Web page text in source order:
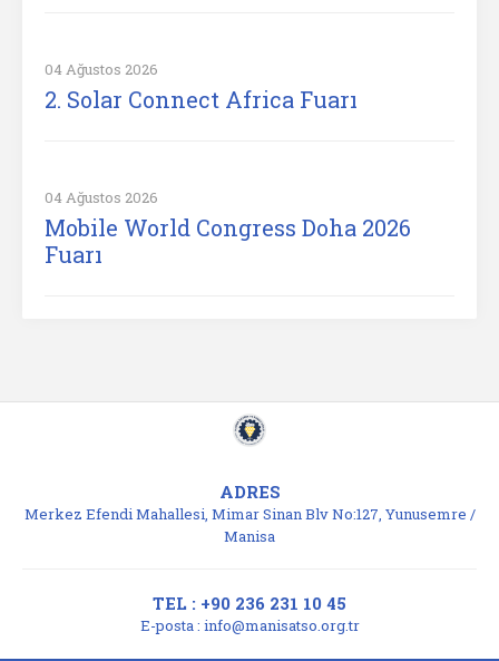
04 Ağustos 2026
2. Solar Connect Africa Fuarı
04 Ağustos 2026
Mobile World Congress Doha 2026
Fuarı
ADRES
Merkez Efendi Mahallesi, Mimar Sinan Blv No:127, Yunusemre /
Manisa
TEL : +90 236 231 10 45
E-posta : info@manisatso.org.tr